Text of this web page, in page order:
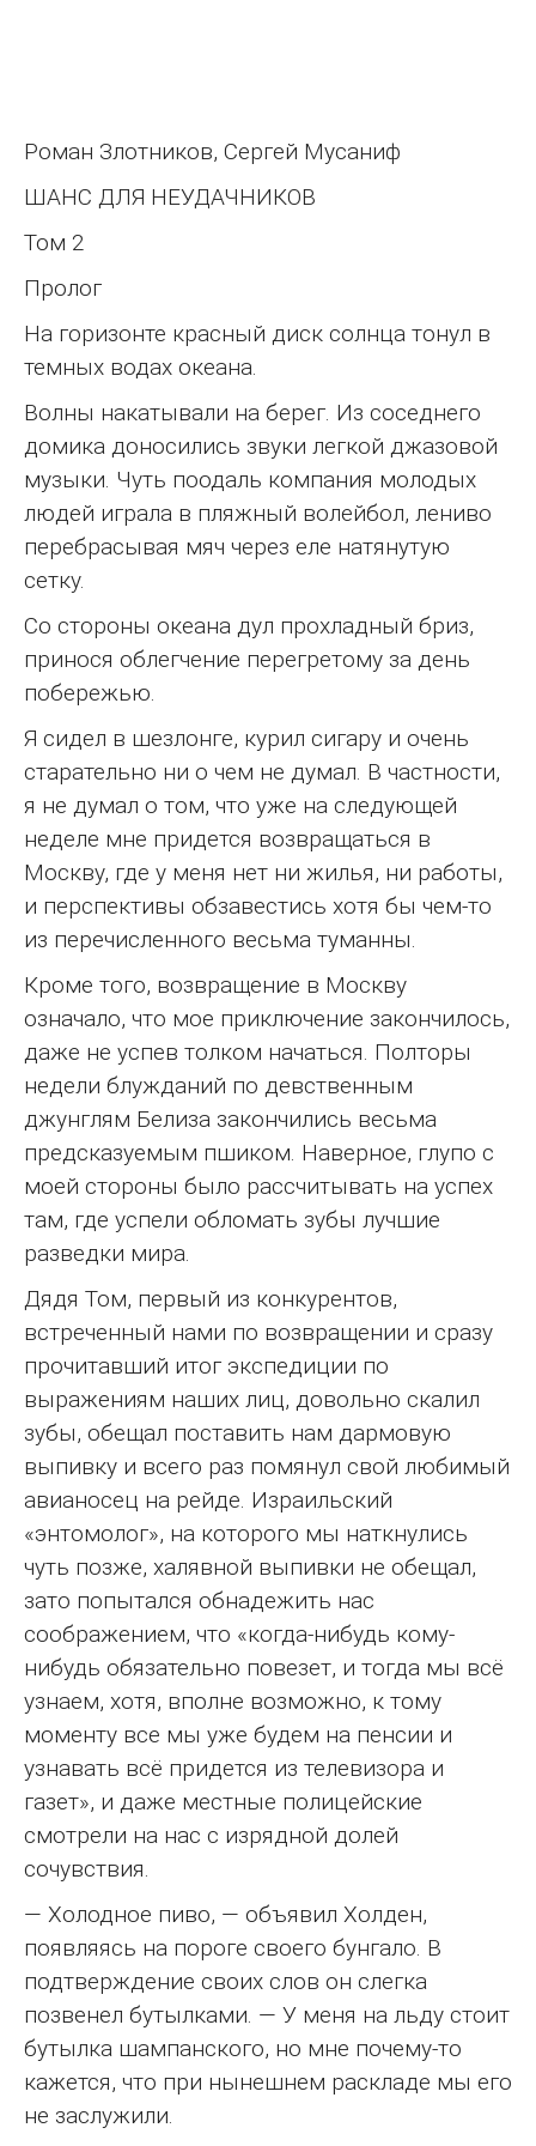
Роман Злотников, Сергей Мусаниф
ШАНС ДЛЯ НЕУДАЧНИКОВ
Том 2
Пролог
На горизонте красный диск солнца тонул в
темных водах океана.
Волны накатывали на берег. Из соседнего
домика доносились звуки легкой джазовой
музыки. Чуть поодаль компания молодых
людей играла в пляжный волейбол, лениво
перебрасывая мяч через еле натянутую
сетку.
Со стороны океана дул прохладный бриз,
принося облегчение перегретому за день
побережью.
Я сидел в шезлонге, курил сигару и очень
старательно ни о чем не думал. В частности,
я не думал о том, что уже на следующей
неделе мне придется возвращаться в
Москву, где у меня нет ни жилья, ни работы,
и перспективы обзавестись хотя бы чем-то
из перечисленного весьма туманны.
Кроме того, возвращение в Москву
означало, что мое приключение закончилось,
даже не успев толком начаться. Полторы
недели блужданий по девственным
джунглям Белиза закончились весьма
предсказуемым пшиком. Наверное, глупо с
моей стороны было рассчитывать на успех
там, где успели обломать зубы лучшие
разведки мира.
Дядя Том, первый из конкурентов,
встреченный нами по возвращении и сразу
прочитавший итог экспедиции по
выражениям наших лиц, довольно скалил
зубы, обещал поставить нам дармовую
выпивку и всего раз помянул свой любимый
авианосец на рейде. Израильский
«энтомолог», на которого мы наткнулись
чуть позже, халявной выпивки не обещал,
зато попытался обнадежить нас
соображением, что «когда-нибудь кому-
нибудь обязательно повезет, и тогда мы всё
узнаем, хотя, вполне возможно, к тому
моменту все мы уже будем на пенсии и
узнавать всё придется из телевизора и
газет», и даже местные полицейские
смотрели на нас с изрядной долей
сочувствия.
— Холодное пиво, — объявил Холден,
появляясь на пороге своего бунгало. В
подтверждение своих слов он слегка
позвенел бутылками. — У меня на льду стоит
бутылка шампанского, но мне почему-то
кажется, что при нынешнем раскладе мы его
не заслужили.